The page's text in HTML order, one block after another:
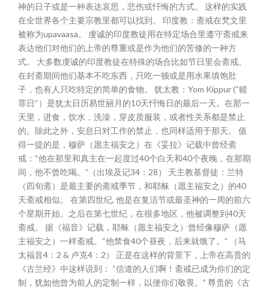
神的日子或是一种表达哀思，悲伤或忏悔的方式。 这样的实践
在全世界各个主要宗教里都可以找到。 印度教：斋戒在梵文里
被称为upavaasa。 虔诚的印度教徒用在特定场合里遵守斋戒来
表达他们对他们的上帝的尊重或是作为他们的苦修的一种方
式。 大多数虔诚的印度教徒在特殊的场合比如节日里会斋戒。
在封斋期间他们基本不吃东西，只吃一顿或是用水果填饱肚
子，也有人只吃特定的简单的食物。 犹太教：Yom Kippur (“赎
罪日“）是犹太日历易世丽月的10天忏悔日的最后一天。在那一
天里，进食，饮水，洗澡，穿皮质服装，或者性关系都是禁止
的。除此之外，安息日对工作的禁止，也同样适用于那天。 值
得一提的是，穆萨（愿主福安之）在《妥拉》记载中曾经斋
戒：“他在那里和真主在一起度过40个白天和40个夜晚，在那期
间，他不曾吃喝。”（出埃及记34：28） 天主教基督徒：兰特
（四旬斋）是最主要的斋戒季节，和耶稣（愿主福安之）的40
天斋戒相似。 在第四世纪, 他是在复活节或最圣神的一周的前六
个星期开始。之后在第七世纪，在很多地区，他被调整到40天
斋戒。 据《福音》记载，耶稣（愿主福安之）曾经像穆萨（愿
主福安之）一样斋戒。“他禁食40个昼夜，后来就饿了。” （马
太福音4：2 & 卢克4：2） 正是在这样的背景下，上帝在高贵的
《古兰经》中这样说到： “信道的人们啊！斋戒已成为你们的定
制，犹如他曾为前人的定制一样，以便你们敬畏。” 尊贵的《古